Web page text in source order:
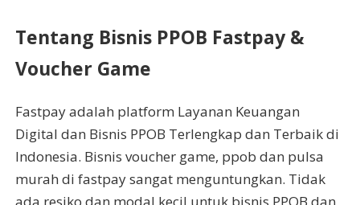
Tentang Bisnis PPOB Fastpay &
Voucher Game
Fastpay adalah platform Layanan Keuangan
Digital dan Bisnis PPOB Terlengkap dan Terbaik di
Indonesia. Bisnis voucher game, ppob dan pulsa
murah di fastpay sangat menguntungkan. Tidak